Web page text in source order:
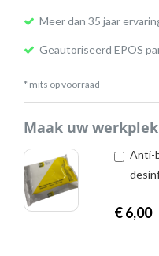
Maak uw
Anti-
€6,00
Meer dan 35 jaar
Geautoriseerd EPOS
* mits op voorraad